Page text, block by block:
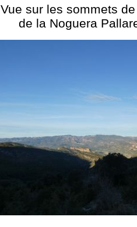
Vue sur les sommets
de la Noguera